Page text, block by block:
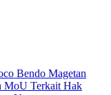
Bendo Magetan
MoU Terkait Hak